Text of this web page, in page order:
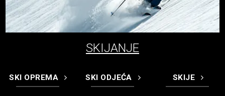
SKIJANJE
SKI OPREMA SKI ODJEĆA SKIJE